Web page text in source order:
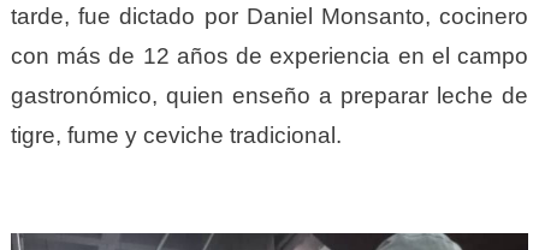
tarde, fue dictado por Daniel Monsanto, cocinero
con más de 12 años de experiencia en el campo
gastronómico, quien enseño a preparar leche de
tigre, fume y ceviche tradicional.